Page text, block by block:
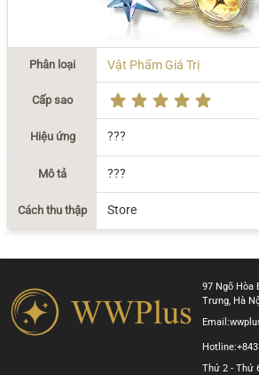
Phân loại Vật Phẩm Giá Trị
Cấp sao
Hiệu ứng ???
Mô tả ???
Cách thu thập Store
97 Ngõ Hòa
Trưng, Hà
Email:
Hotline:
Thứ 2 - Thứ